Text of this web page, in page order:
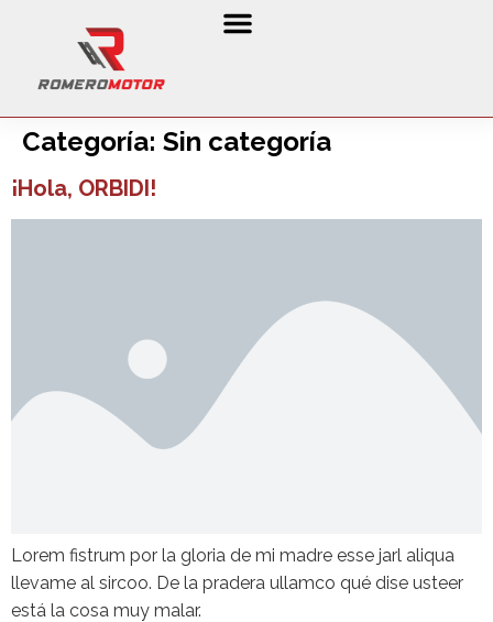
Categoría: Sin categoría
¡Hola, ORBIDI!
Lorem fistrum por la gloria de mi madre esse jarl aliqua
llevame al sircoo. De la pradera ullamco qué dise usteer
está la cosa muy malar.